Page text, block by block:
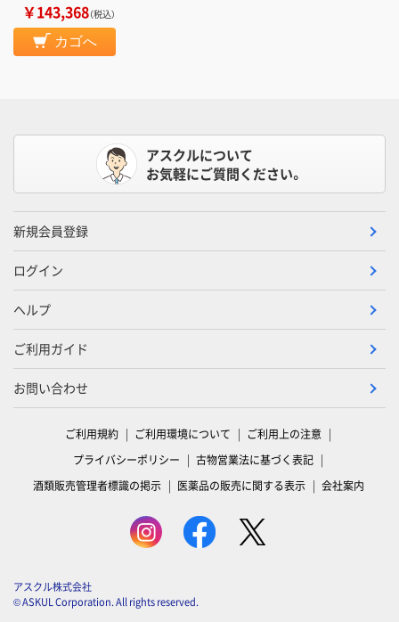
￥143,368（税込）
カゴへ
アスクルについて
お気軽にご質問ください。
新規会員登録
ログイン
ヘルプ
ご利用ガイド
お問い合わせ
ご利用規約 ご利用環境について
ご利用上の注意
プライバシーポリシー
古物営業法に基づく表記
酒類販売管理者標識の掲示
医薬品の販売に関する表示 会社案内
アスクル株式会社
© ASKUL Corporation. All rights reserved.